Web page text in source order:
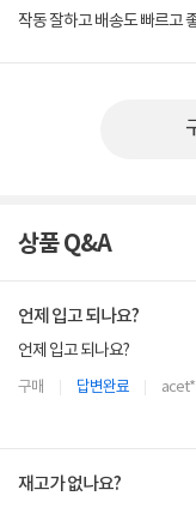
작동 잘하고 배송도 빠르고
상품 Q&A
언제 입고 되나요?
언제 입고 되나요?
구매 답변완료
재고가 없나요?